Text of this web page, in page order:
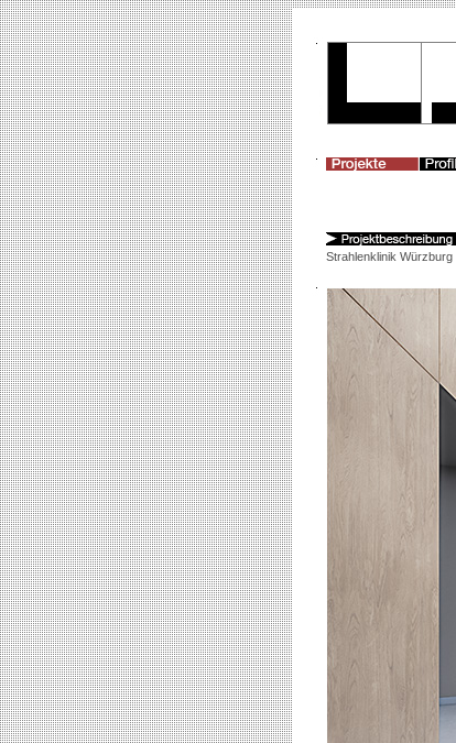
Strahlenklinik Würzburg